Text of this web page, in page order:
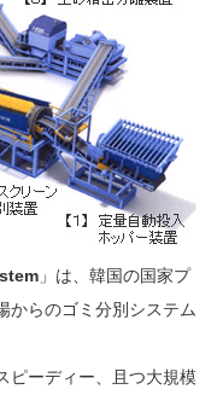
」は、韓国の国家プ
からのゴミ分別システム
ピーディー、且つ大規模